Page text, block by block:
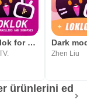
Lok-lok for Movie Synopsis
Zhen Liu
ürünlerini ed